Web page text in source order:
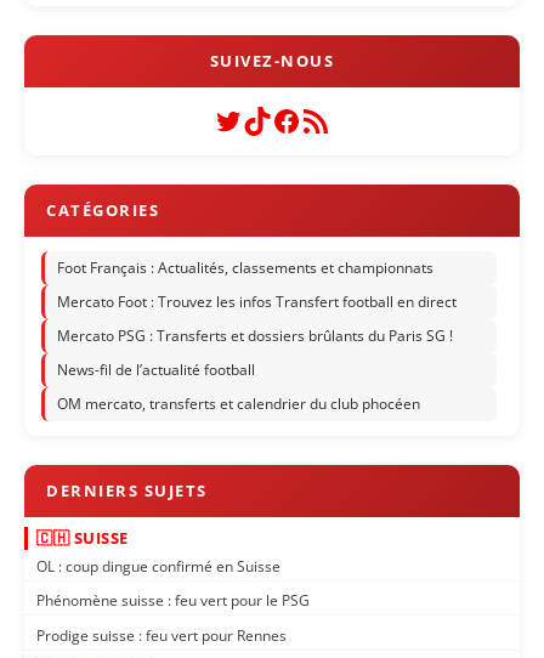
Twitter
TikTok
Facebook
Flux RSS
Foot Français : Actualités, classements et championnats
Mercato Foot : Trouvez les infos Transfert football en direct
Mercato PSG : Transferts et dossiers brûlants du Paris SG !
News-fil de l’actualité football
OM mercato, transferts et calendrier du club phocéen
🇨🇭 SUISSE
OL : coup dingue confirmé en Suisse
Phénomène suisse : feu vert pour le PSG
Prodige suisse : feu vert pour Rennes